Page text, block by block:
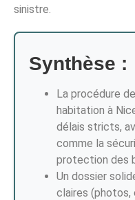
sinistre.
Synthèse :
La procédure
habitation à
délais stricts,
comme la
protection des
Un dossier
claires (photos,